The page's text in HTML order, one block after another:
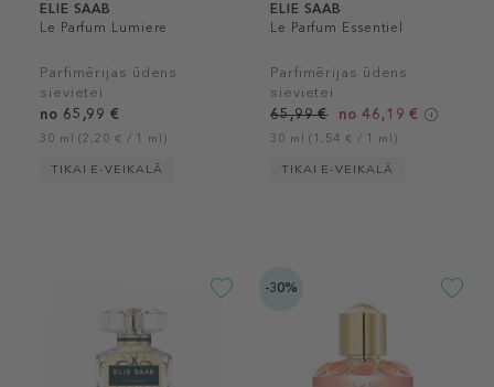
ELIE SAAB
Le Parfum Lumiere
Parfimērijas ūdens
sievietei
no 65,99 €
30 ml (2,20 € / 1 ml)
TIKAI E-VEIKALĀ
ELIE SAAB
Le Parfum Essentiel
Parfimērijas ūdens
sievietei
65,99 €
no 46,19 €
30 ml (1,54 € / 1 ml)
TIKAI E-VEIKALĀ
-30%